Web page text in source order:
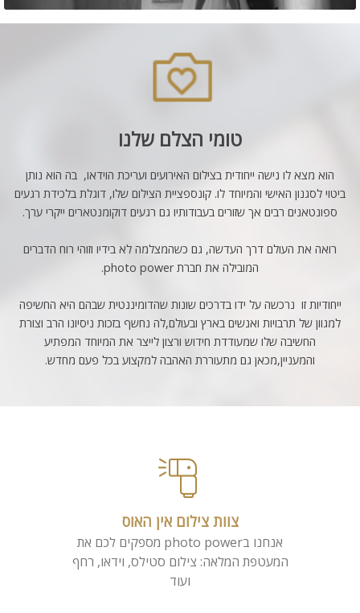
טומי הצלם שלנו
הוא מצא לו נישה ייחודית בצילום האירועים ועריכת הוידאו, בה הוא נותן
ביטוי לסגנון האישי והמיוחד לו. קונספציית הצילום שלו, דוגלת בלכידת רגעים
ספונטאנים רבים אך שזורים בעבודותיו גם רגעים דוקומנטארים ייקרי ערך.
רואה את העולם דרך העדשה, גם כשהמצלמה לא בידיו וזוהי רוח הדברים
המובילה את חברת photo power.
ייחודיות זו נרכשה על ידו בדרכים שונות שהדומיננטית שבהם היא החשיפה
למגוון של תרבויות ואנשים בארץ ובעולם,לה נחשף בזכות ניסיונו הרב וצורת
החשיבה שלו שמעודדת חידוש ורצון לייצר את המיוחד המפתיע
והמעניין,מכאן גם מתעוררת האהבה למקצוע בכל פעם מחדש.
צוות צילום אין האוס
אנחנו בphoto power מספקים לכם את
המעטפת המלאה: צילום סטילס, וידאו, רחף
ועוד